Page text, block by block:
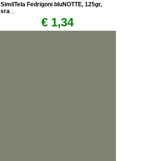
SimilTela Fedrigoni bluNOTTE, 125gr,
sra...
€ 1,34